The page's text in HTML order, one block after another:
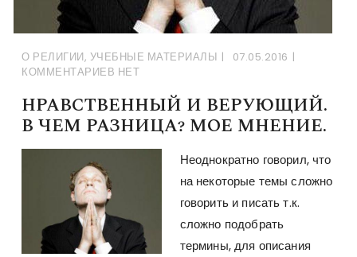
О РЕЛИГИИ, УЧЕБНЫЕ МАТЕРИАЛЫ
07.05.2016
КОММЕНТАРИЕВ НЕТ
НРАВСТВЕННЫЙ И ВЕРУЮЩИЙ.
В ЧЕМ РАЗНИЦА? МОЕ МНЕНИЕ.
Неоднократно говорил, что
на некоторые темы сложно
говорить и писать т.к.
сложно подобрать
термины, для описания